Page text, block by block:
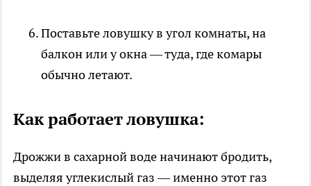
Поставьте ловушку в угол комнаты, на
балкон или у окна — туда, где комары
обычно летают.
Как работает ловушка:
Дрожжи в сахарной воде начинают бродить,
выделяя углекислый газ — именно этот газ